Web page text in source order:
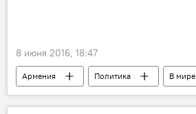
8 июня 2016, 18:47
Армения Политика В мире